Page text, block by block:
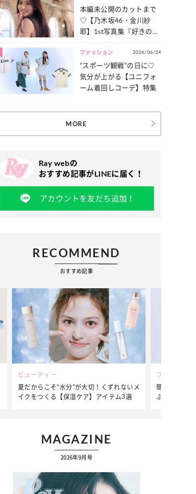
本編未公開のカットまで
♡【乃木坂46・金川紗
耶】1st写真集『好きのグ
たっぷりとお届け！
ファッション 2026/06/24
“スポーツ観戦”の日に♡
気分が上がる【ユニフォ
ーム着回しコーデ】特集
MORE
Ray webの
おすすめ記事がLINEに届く！
アカウントを友だち追加！
RECOMMEND
おすすめ記事
ビューティー
夏だからこそ“水分”が大切！くずれないメ
イクをつくる【保湿ケア】アイテム3選
ファッション
簡単アレン
ぷりの【そ
MAGAZINE
2026年9月号